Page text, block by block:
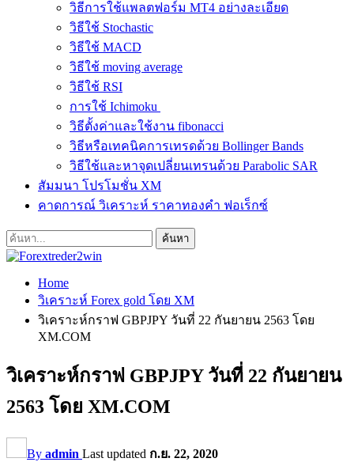
วิธีการใช้แพลตฟอร์ม MT4 อย่างละเอียด
วิธีใช้ Stochastic
วิธีใช้ MACD
วิธีใช้ moving average
วิธีใช้ RSI
การใช้ Ichimoku
วิธีตั้งค่าและใช้งาน fibonacci
วิธีหรือเทคนิคการเทรดด้วย Bollinger Bands
วิธีใช้และหาจุดเปลี่ยนเทรนด้วย Parabolic SAR
สัมมนา โปรโมชั่น XM
คาดการณ์ วิเคราะห์ ราคาทองคำ ฟอเร็กซ์
Home
วิเคราะห์ Forex gold โดย XM
วิเคราะห์กราฟ GBPJPY วันที่ 22 กันยายน 2563 โดย
XM.COM
วิเคราะห์กราฟ GBPJPY วันที่ 22 กันยายน
2563 โดย XM.COM
By admin Last updated ก.ย. 22, 2020